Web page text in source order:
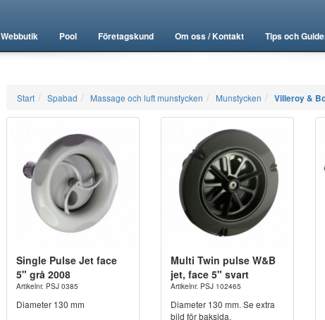
Webbutik Pool Företagskund Om oss / Kontakt Tips och
Start Spabad Massage och luft munstycken Munstycken Villeroy &
Single Pulse Jet face
5" grå 2008
Artikelnr. PSJ 0385
Diameter 130 mm
Multi Twin pulse W&B
jet, face 5" svart
Artikelnr. PSJ 102465
Diameter 130 mm. Se extra
bild för baksida.